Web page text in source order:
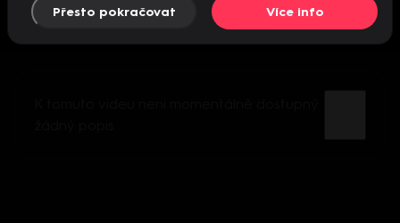
Přesto pokračovat Více info